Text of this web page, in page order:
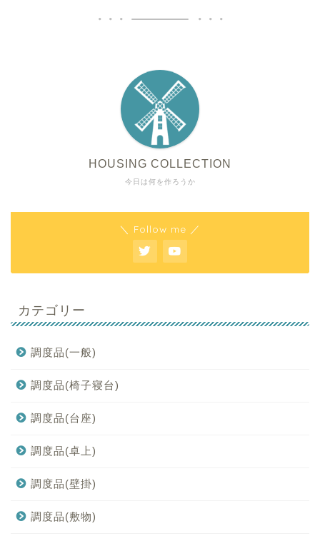
今日は何を作ろうか
HOUSING COLLECTION
＼ Follow me ／
カテゴリー
調度品(一般)
調度品(椅子寝台)
調度品(台座)
調度品(卓上)
調度品(壁掛)
調度品(敷物)